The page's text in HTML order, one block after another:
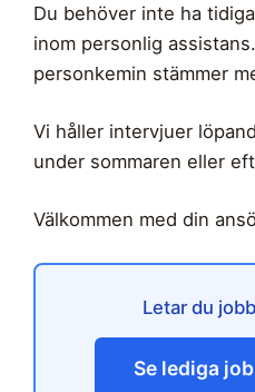
Du behöver inte ha
inom personlig
personkemin stämmer
Vi håller intervjuer
under sommaren eller
Välkommen med din
Letar du
Se lediga